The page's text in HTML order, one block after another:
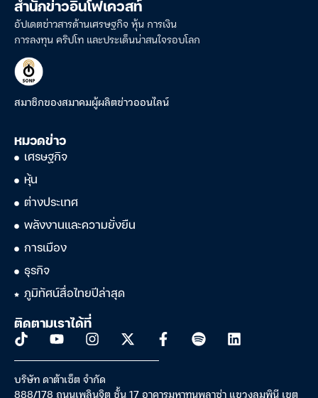
สำนักข่าวอินโฟเควสท์
อัปเดตข่าวสารด้านเศรษฐกิจ หุ้น การเงิน
การลงทุน คริปโท และประเด็นน่าสนใจรอบโลก
สมาชิกของสมาคมผู้ผลิตข่าวออนไลน์
หมวดข่าว
เศรษฐกิจ
หุ้น
ต่างประเทศ
พลังงานและความยั่งยืน
การเมือง
ธุรกิจ
ภูมิทัศน์สื่อไทยปีล่าสุด
ติดตามเราได้ที่
บริษัท ดาต้าเซ็ต จำกัด
888/178 ถนนเพลินจิต ชั้น 17 อาคารมหาทุนพลาซ่า แขวงลุมพินี เขต